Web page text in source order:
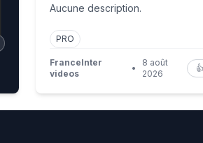
Aucune description.
PRO
FranceInter
videos
•
8 août
2026
: analyse et debunk